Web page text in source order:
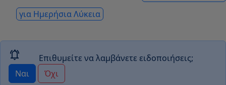
για Ημερήσια Λύκεια
notifications_active
Επιθυμείτε να λαμβάνετε ειδοποιήσεις;
Ναι
Όχι